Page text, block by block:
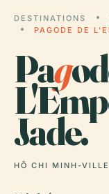
DESTINATIONS
PAGODE DE
Pag
Jade.
HÔ CHI MINH-VILLE